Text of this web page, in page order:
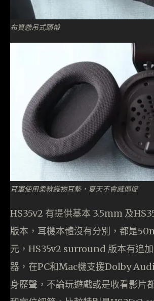
布質懸吊式頭帶
耳罩使用柔軟織物耳墊，夏天不會感侷促
HS35v2 有提供基本 3.5mm 及
版本，耳機本體沒有分別，都是
元，HS35v2 surround 版本有追
器，在PC和Mac機支援Dolby
身歷聲，不論玩遊戲或是收看影片